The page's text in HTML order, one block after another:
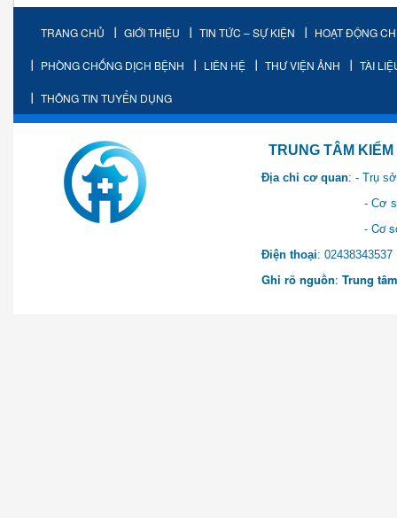
TRANG CHỦ GIỚI THIỆU TIN TỨC – SỰ KIỆN HOẠT ĐỘNG
PHÒNG CHỐNG DỊCH BỆNH LIÊN HỆ THƯ VIỆN ẢNH TÀI
THÔNG TIN TUYỂN DỤNG
TRUNG TÂM KIỂM SOÁT
Địa chỉ cơ quan: - Trụ
- Cơ sở 2: Khu Hành
- Cơ sở 3: Số 1 Ngõ 2
Điện thoại:
Ghi rõ nguồn: Trung